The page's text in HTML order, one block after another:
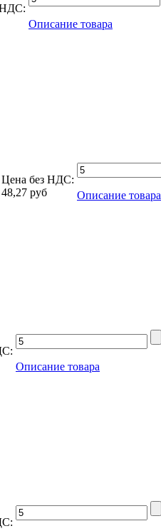
НДС:
Описание товара
Цена без НДС:
48,27 руб Описание товара
Описание товара